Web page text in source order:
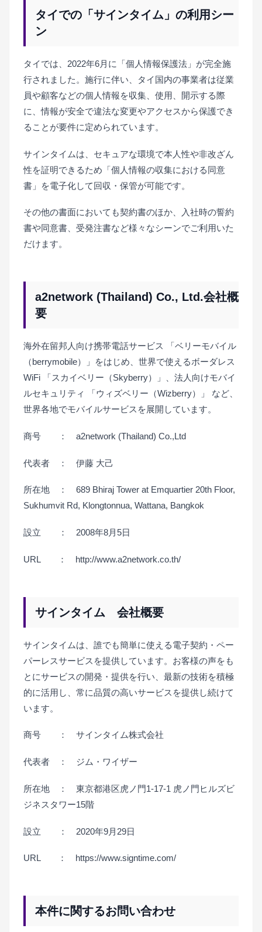
タイでの「サインタイム」の利用シー
ン
タイでは、2022年6月に「個人情報保護法」が完全施
行されました。施行に伴い、タイ国内の事業者は従業
員や顧客などの個人情報を収集、使用、開示する際
に、情報が安全で違法な変更やアクセスから保護でき
ることが要件に定められています。
サインタイムは、セキュアな環境で本人性や非改ざん
性を証明できるため「個人情報の収集における同意
書」を電子化して回収・保管が可能です。
その他の書面においても契約書のほか、入社時の誓約
書や同意書、受発注書など様々なシーンでご利用いた
だけます。
a2network (Thailand) Co., Ltd.会社概
要
海外在留邦人向け携帯電話サービス 「ベリーモバイル
（berrymobile）」をはじめ、世界で使えるボーダレス
WiFi 「スカイベリー（Skyberry）」、法人向けモバイ
ルセキュリティ 「ウィズベリー（Wizberry）」 など、
世界各地でモバイルサービスを展開しています。
商号 ： a2network (Thailand) Co.,Ltd
代表者 ： 伊藤 大己
所在地 ： 689 Bhiraj Tower at Emquartier 20th Floor,
Sukhumvit Rd, Klongtonnua, Wattana, Bangkok
設立 ： 2008年8月5日
URL ： http://www.a2network.co.th/
サインタイム 会社概要
サインタイムは、誰でも簡単に使える電子契約・ペー
パーレスサービスを提供しています。お客様の声をも
とにサービスの開発・提供を行い、最新の技術を積極
的に活用し、常に品質の高いサービスを提供し続けて
います。
商号 ： サインタイム株式会社
代表者 ： ジム・ワイザー
所在地 ： 東京都港区虎ノ門1-17-1 虎ノ門ヒルズビ
ジネスタワー15階
設立 ： 2020年9月29日
URL ： https://www.signtime.com/
本件に関するお問い合わせ